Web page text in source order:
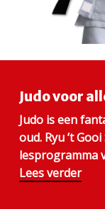
Judo voor
Judo is een
oud. Ryu ’t
lesprogramma
Lees verder